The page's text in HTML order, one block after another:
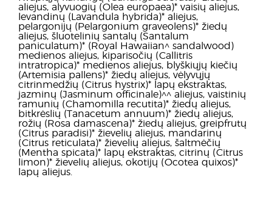
aliejus, alyvuogių (Olea europaea)* vaisių aliejus,
levandinų (Lavandula hybrida)* aliejus,
pelargonijų (Pelargonium graveolens)* žiedų
aliejus, šluotelinių santalų (Santalum
paniculatum)* (Royal Hawaiian^ sandalwood)
medienos aliejus, kiparisočių (Callitris
intratropica)* medienos aliejus, blyškiųjų kiečių
(Artemisia pallens)* žiedų aliejus, vėlyvųjų
citrinmedžių (Citrus hystrix)* lapų ekstraktas,
jazminų (Jasminum officinale)^^ aliejus, vaistinių
ramunių (Chamomilla recutita)* žiedų aliejus,
bitkrėslių (Tanacetum annuum)* žiedų aliejus,
rožių (Rosa damascena)* žiedų aliejus, greipfrutų
(Citrus paradisi)* žievelių aliejus, mandarinų
(Citrus reticulata)* žievelių aliejus, šaltmėčių
(Mentha spicata)* lapų ekstraktas, citrinų (Citrus
limon)* žievelių aliejus, okotijų (Ocotea quixos)*
lapų aliejus.